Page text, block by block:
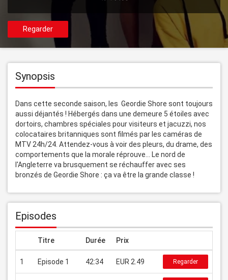
Regarder
Synopsis
Dans cette seconde saison, les  Geordie Shore sont toujours
aussi déjantés ! Hébergés dans une demeure 5 étoiles avec
dortoirs, chambres spéciales pour visiteurs et jacuzzi, nos
colocataires britanniques sont filmés par les caméras de
MTV 24h/24. Attendez-vous à voir des pleurs, du drame, des
comportements que la morale réprouve... Le nord de
l'Angleterre va brusquement se réchauffer avec ses
bronzés de Geordie Shore : ça va être la grande classe !
Episodes
Titre Durée Prix
1 Episode 1 42:34 EUR 2.49 Regarder